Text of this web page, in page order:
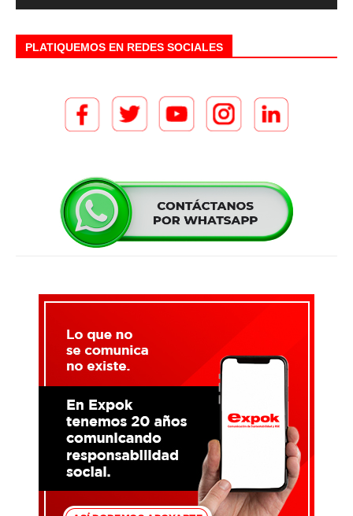
PLATIQUEMOS EN REDES SOCIALES